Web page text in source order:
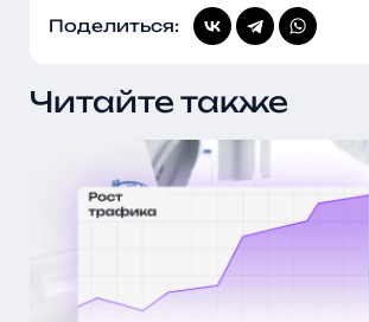
Поделиться:
Читайте также